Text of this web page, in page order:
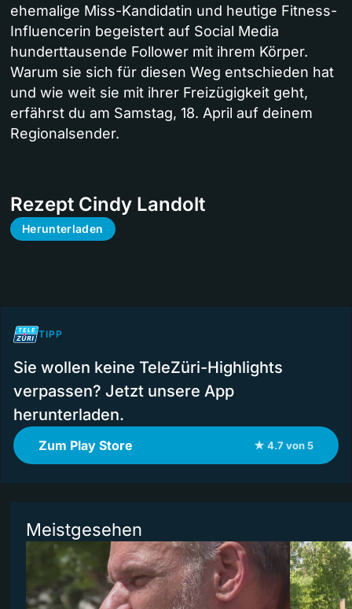
ehemalige Miss-Kandidatin und heutige Fitness-
Influencerin begeistert auf Social Media
hunderttausende Follower mit ihrem Körper.
Warum sie sich für diesen Weg entschieden hat
und wie weit sie mit ihrer Freizügigkeit geht,
erfährst du am Samstag, 18. April auf deinem
Regionalsender.
Rezept Cindy Landolt
Herunterladen
TIPP
Sie wollen keine TeleZüri-Highlights
verpassen? Jetzt unsere App
herunterladen.
Zum Play Store ★ 4.7 von 5
Meistgesehen